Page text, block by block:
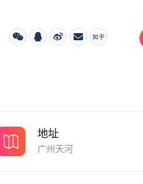
地址
广州天河